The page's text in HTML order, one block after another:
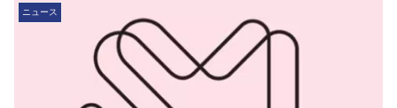
ニュース